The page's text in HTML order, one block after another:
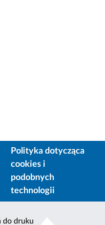
Polityka dotycząca
cookies i
podobnych
technologii
do druku